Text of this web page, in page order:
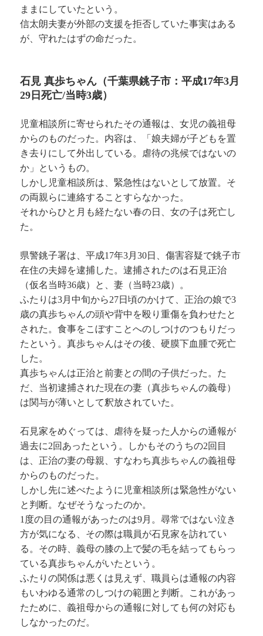
ままにしていたという。
信太朗夫妻が外部の支援を拒否していた事実はある
が、守れたはずの命だった。
石見 真歩ちゃん（千葉県銚子市：平成17年3月
29日死亡/当時3歳）
児童相談所に寄せられたその通報は、女児の義祖母
からのものだった。内容は、「娘夫婦が子どもを置
き去りにして外出している。虐待の兆候ではないの
か」というもの。
しかし児童相談所は、緊急性はないとして放置。そ
の両親らに連絡することすらなかった。
それからひと月も経たない春の日、女の子は死亡し
た。
県警銚子署は、平成17年3月30日、傷害容疑で銚子市
在住の夫婦を逮捕した。逮捕されたのは石見正治
（仮名当時36歳）と、妻（当時23歳）。
ふたりは3月中旬から27日頃のかけて、正治の娘で3
歳の真歩ちゃんの頭や背中を殴り重傷を負わせたと
された。食事をこぼすことへのしつけのつもりだっ
たという。真歩ちゃんはその後、硬膜下血腫で死亡
した。
真歩ちゃんは正治と前妻との間の子供だった。た
だ、当初逮捕された現在の妻（真歩ちゃんの義母）
は関与が薄いとして釈放されていた。
石見家をめぐっては、虐待を疑った人からの通報が
過去に2回あったという。しかもそのうちの2回目
は、正治の妻の母親、すなわち真歩ちゃんの義祖母
からのものだった。
しかし先に述べたように児童相談所は緊急性がない
と判断。なぜそうなったのか。
1度の目の通報があったのは9月。尋常ではない泣き
方が気になる、その際は職員が石見家を訪れてい
る。その時、義母の膝の上で髪の毛を結ってもらっ
ている真歩ちゃんがいたという。
ふたりの関係は悪くは見えず、職員らは通報の内容
もいわゆる通常のしつけの範囲と判断。これがあっ
たために、義祖母からの通報に対しても何の対応も
しなかったのだ。